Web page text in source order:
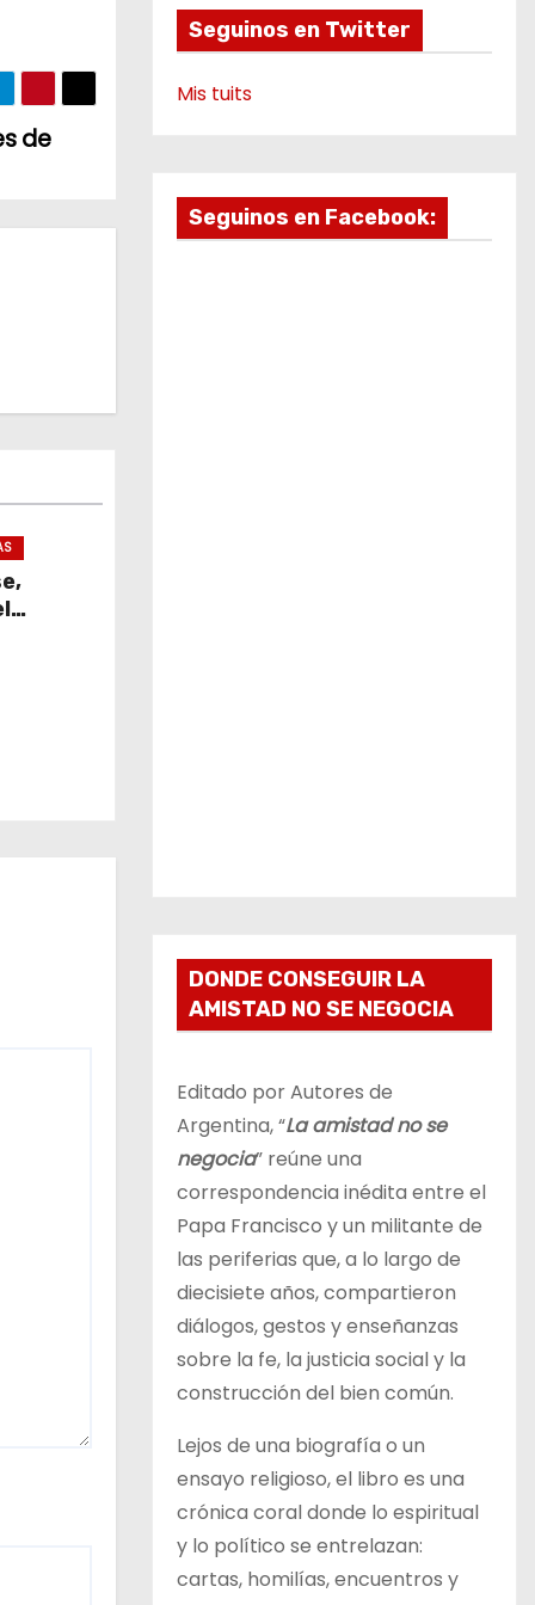
de
Seguinos en Twitter
Mis tuits
Seguinos en Facebook:
DONDE CONSEGUIR LA
AMISTAD NO SE NEGOCIA
Editado por Autores de
Argentina, “La amistad no se
negocia” reúne una
correspondencia inédita entre el
Papa Francisco y un militante de
las periferias que, a lo largo de
diecisiete años, compartieron
diálogos, gestos y enseñanzas
sobre la fe, la justicia social y la
construcción del bien común.
Lejos de una biografía o un
ensayo religioso, el libro es una
crónica coral donde lo espiritual
y lo político se entrelazan:
cartas, homilías, encuentros y